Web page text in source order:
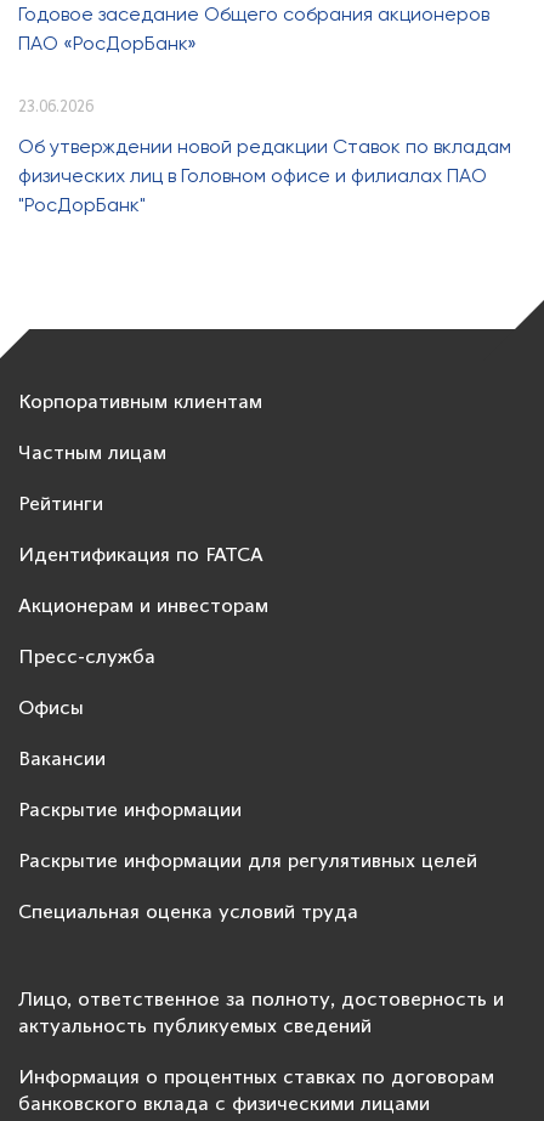
Годовое заседание Общего собрания акционеров
ПАО «РосДорБанк»
23.06.2026
Об утверждении новой редакции Ставок по вкладам
физических лиц в Головном офисе и филиалах ПАО
"РосДорБанк"
Корпоративным клиентам
Частным лицам
Рейтинги
Идентификация по FATCA
Акционерам и инвесторам
Пресс-служба
Офисы
Вакансии
Раскрытие информации
Раскрытие информации для регулятивных целей
Специальная оценка условий труда
Лицо, ответственное за полноту, достоверность и
актуальность публикуемых сведений
Информация о процентных ставках по договорам
банковского вклада с физическими лицами